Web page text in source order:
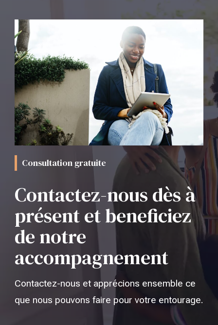
Consultation gratuite
Contactez-nous dès à
présent et beneficiez
de notre
accompagnement
Contactez-nous et apprécions ensemble ce
que nous pouvons faire pour votre entourage.